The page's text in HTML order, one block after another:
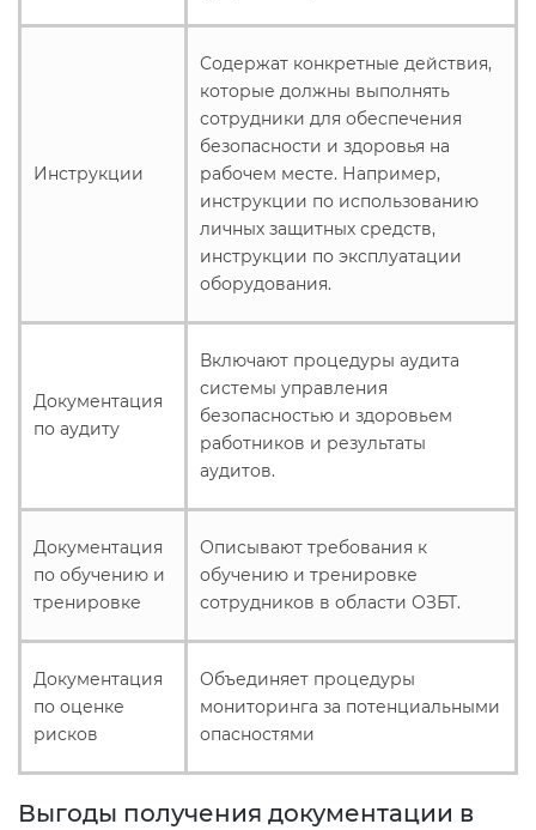
Инструкции
Содержат конкретные действия,
которые должны выполнять
сотрудники для обеспечения
безопасности и здоровья на
рабочем месте. Например,
инструкции по использованию
личных защитных средств,
инструкции по эксплуатации
оборудования.
Документация
по аудиту
Включают процедуры аудита
системы управления
безопасностью и здоровьем
работников и результаты
аудитов.
Документация
по обучению и
тренировке
Описывают требования к
обучению и тренировке
сотрудников в области ОЗБТ.
Документация
по оценке
рисков
Объединяет процедуры
мониторинга за потенциальными
опасностями
Выгоды получения документации в